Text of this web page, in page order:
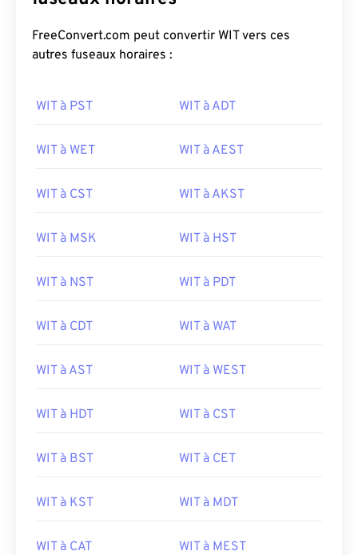
FreeConvert.com peut convertir WIT vers ces
autres fuseaux horaires :
WIT à PST WIT à ADT
WIT à WET WIT à AEST
WIT à CST WIT à AKST
WIT à MSK WIT à HST
WIT à NST WIT à PDT
WIT à CDT WIT à WAT
WIT à AST WIT à WEST
WIT à HDT WIT à CST
WIT à BST WIT à CET
WIT à KST WIT à MDT
WIT à CAT WIT à MEST